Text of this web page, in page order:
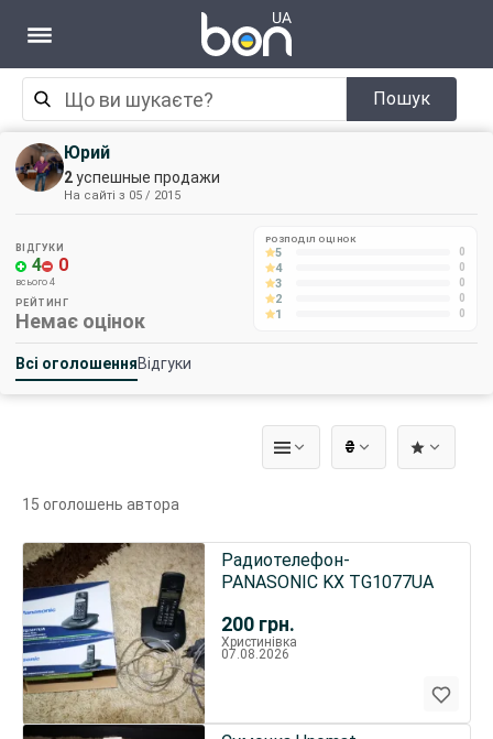
Пошук
Юрий
2успешные продажи
На сайті з 05 / 2015
РЕЙТИНГ
Немає оцінок
ВІДГУКИ
4 0
всього 4
РОЗПОДІЛ ОЦІНОК
5 0
4 0
3 0
2 0
1 0
Всі оголошенняВідгуки
₴
15 оголошень автора
200 грн.
Радиотелефон-
PANASONIC KX TG1077UA
Христинівка
07.08.2026